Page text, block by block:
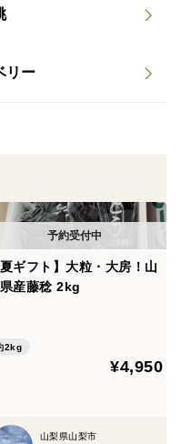
リー
夏ギフト】大粒・大房！山
産藤稔 2kg
2kg
¥4,950
山梨県山梨市